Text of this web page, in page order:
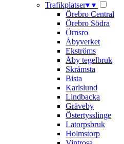
Trafikplatser▾ ▾
Örebro Central
Örebro Södra
Örnsro
Åbyverket
Ekströms
Åby tegelbruk
Skråmsta
Bista
Karlslund
Lindbacka
Gräveby
Östertysslinge
Latorpsbruk
Holmstorp